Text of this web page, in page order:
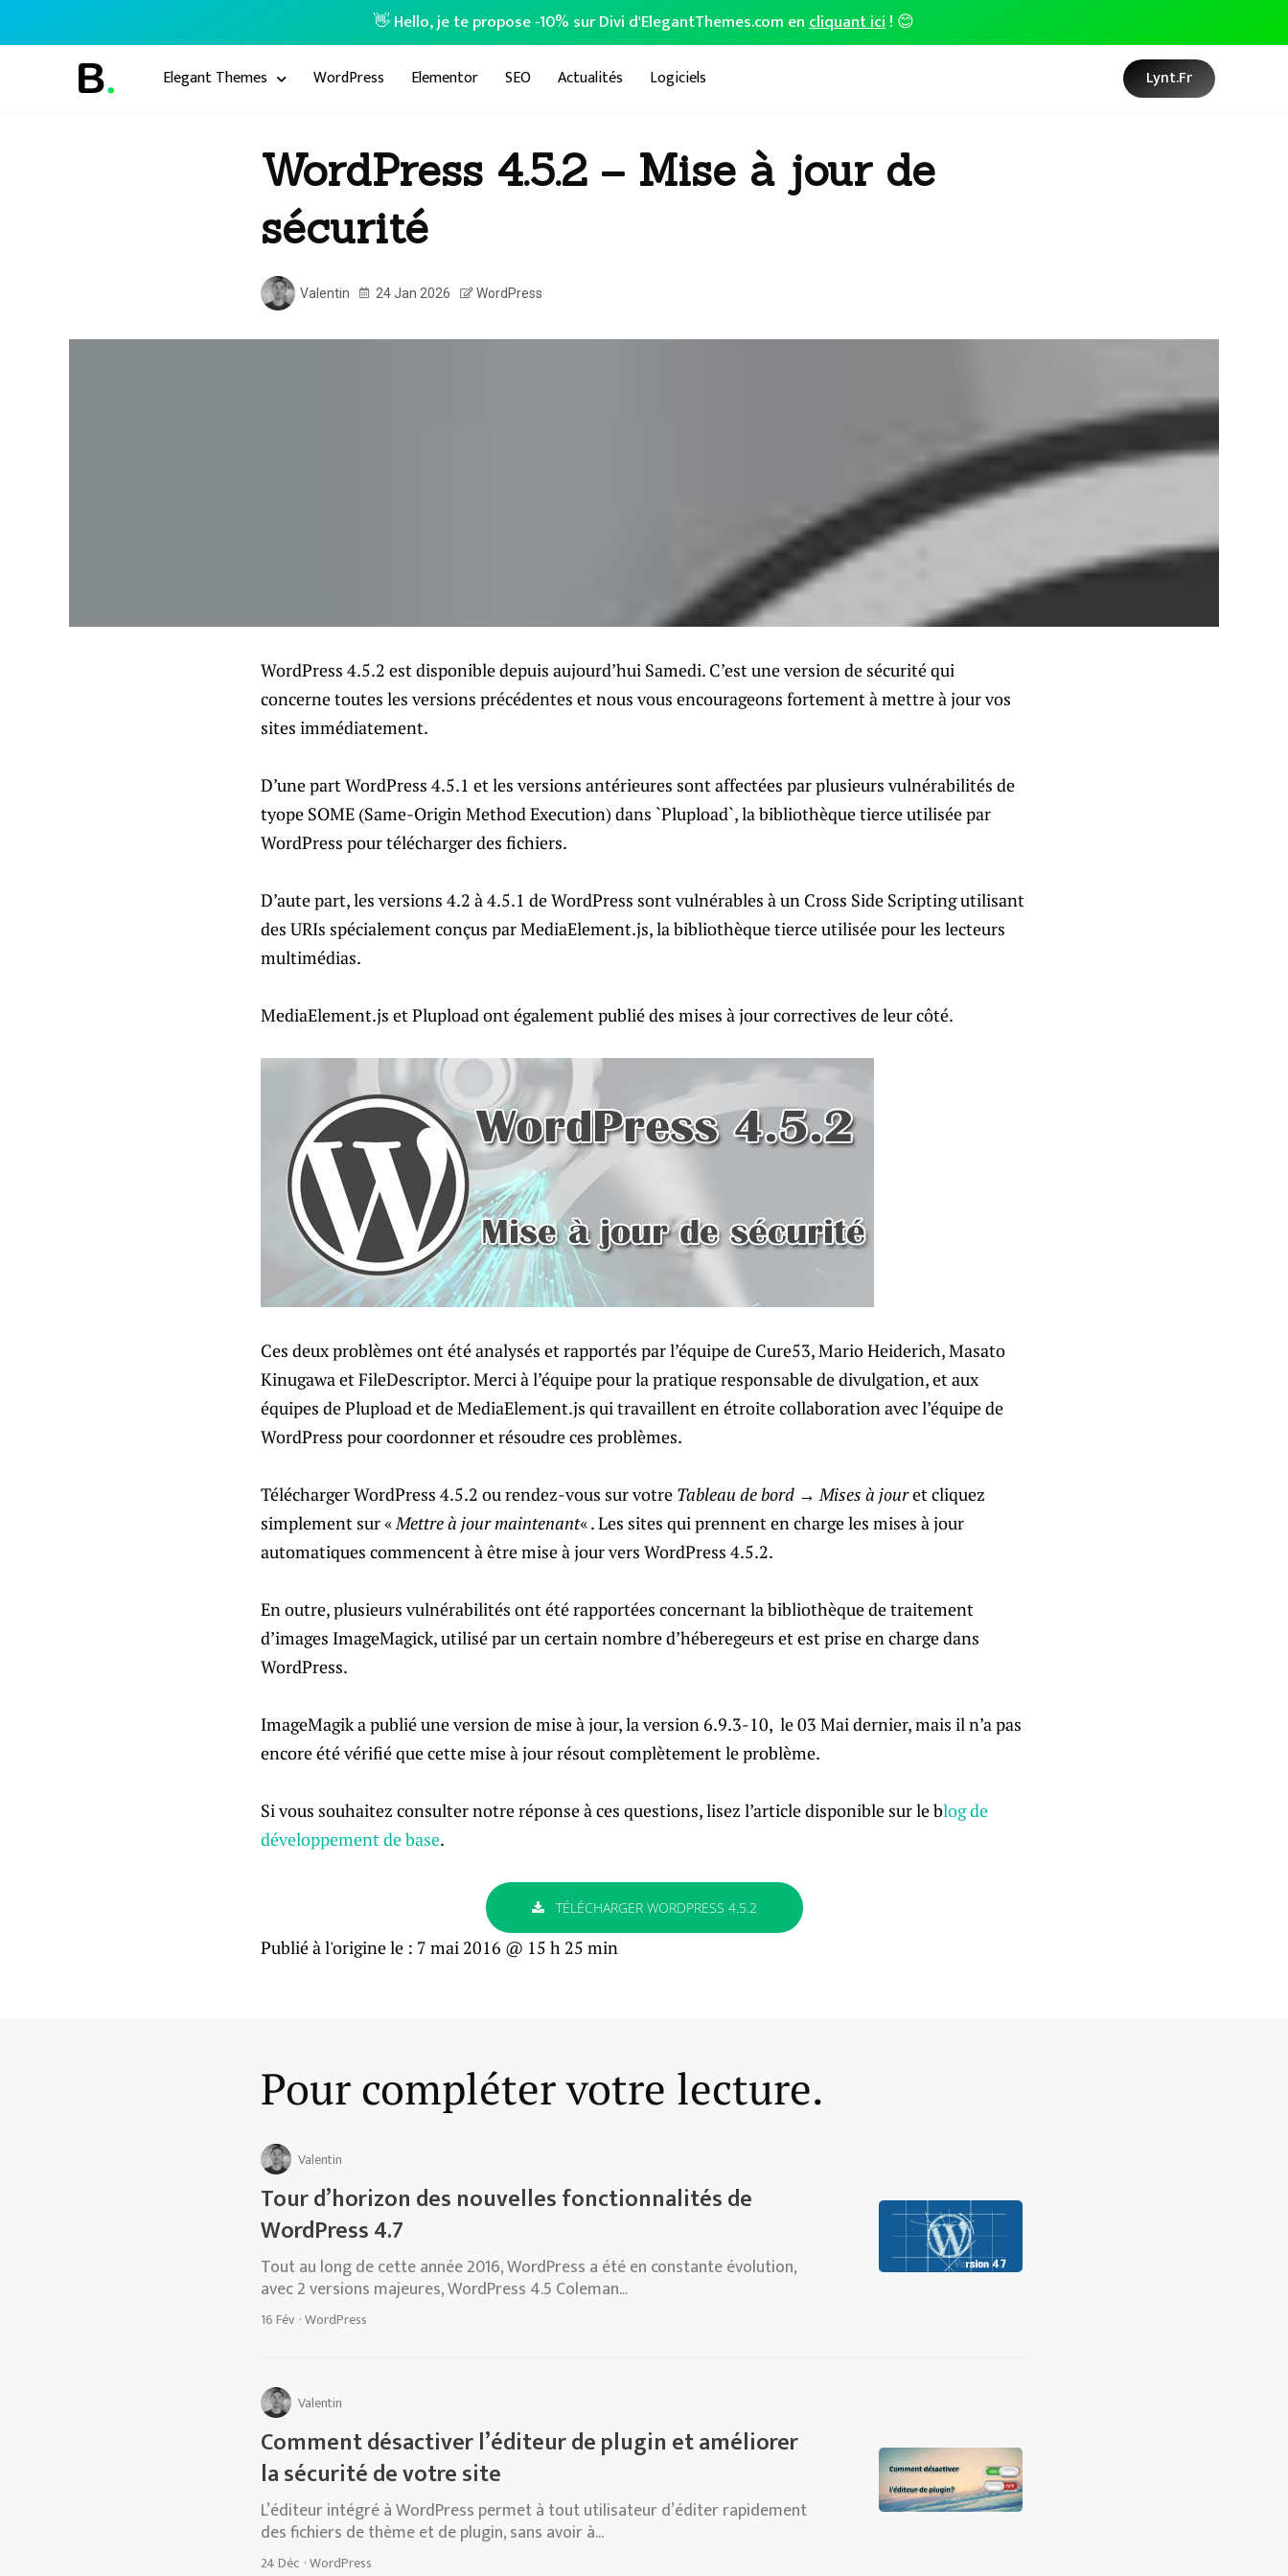
👋 Hello, je te propose -10% sur Divi d'ElegantThemes.com encliquant ici! 😊
Elegant Themes WordPress Elementor SEO Actualités Logiciels Lynt.fr
WordPress 4.5.2 – Mise à jour de
sécurité
Valentin 24 Jan 2026 WordPress
WordPress 4.5.2 est disponible depuis aujourd’hui Samedi. C’est une version de sécurité qui
concerne toutes les versions précédentes et nous vous encourageons fortement à mettre à jour vos
sites immédiatement.
D’une part WordPress 4.5.1 et les versions antérieures sont affectées par plusieurs vulnérabilités de
tyope SOME (Same-Origin Method Execution) dans `Plupload`, la bibliothèque tierce utilisée par
WordPress pour télécharger des fichiers.
D’aute part, les versions 4.2 à 4.5.1 de WordPress sont vulnérables à un Cross Side Scripting utilisant
des URIs spécialement conçus par MediaElement.js, la bibliothèque tierce utilisée pour les lecteurs
multimédias.
MediaElement.js et Plupload ont également publié des mises à jour correctives de leur côté.
Ces deux problèmes ont été analysés et rapportés par l’équipe de Cure53, Mario Heiderich, Masato
Kinugawa et FileDescriptor. Merci à l’équipe pour la pratique responsable de divulgation, et aux
équipes de Plupload et de MediaElement.js qui travaillent en étroite collaboration avec l’équipe de
WordPress pour coordonner et résoudre ces problèmes.
Télécharger WordPress 4.5.2 ou rendez-vous sur votre Tableau de bord → Mises à jouret cliquez
simplement sur «Mettre à jour maintenant« . Les sites qui prennent en charge les mises à jour
automatiques commencent à être mise à jour vers WordPress 4.5.2.
En outre, plusieurs vulnérabilités ont été rapportées concernant la bibliothèque de traitement
d’images ImageMagick, utilisé par un certain nombre d’héberegeurs et est prise en charge dans
WordPress.
ImageMagik a publié une version de mise à jour, la version 6.9.3-10, le 03 Mai dernier, mais il n’a pas
encore été vérifié que cette mise à jour résout complètement le problème.
Si vous souhaitez consulter notre réponse à ces questions, lisez l’article disponible sur le blog de
développement de base.
TÉLÉCHARGER WORDPRESS 4.5.2
Publié à l'origine le : 7 mai 2016 @ 15 h 25 min
Pour compléter votre lecture.
Valentin
Tour d’horizon des nouvelles fonctionnalités de
WordPress 4.7
Tout au long de cette année 2016, WordPress a été en constante évolution,
avec 2 versions majeures, WordPress 4.5 Coleman...
16 Fév ·WordPress
Valentin
Comment désactiver l’éditeur de plugin et améliorer
la sécurité de votre site
L’éditeur intégré à WordPress permet à tout utilisateur d’éditer rapidement
des fichiers de thème et de plugin, sans avoir à...
24 Déc ·WordPress